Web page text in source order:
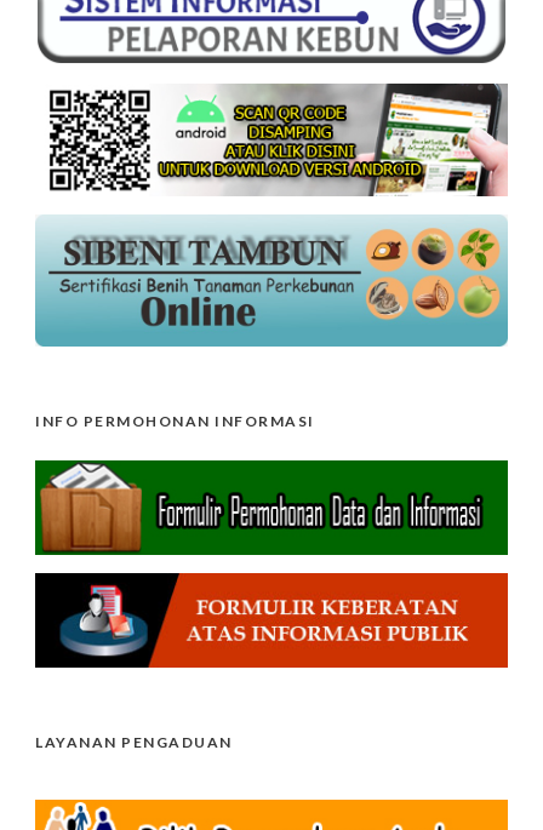
INFO PERMOHONAN INFORMASI
LAYANAN PENGADUAN